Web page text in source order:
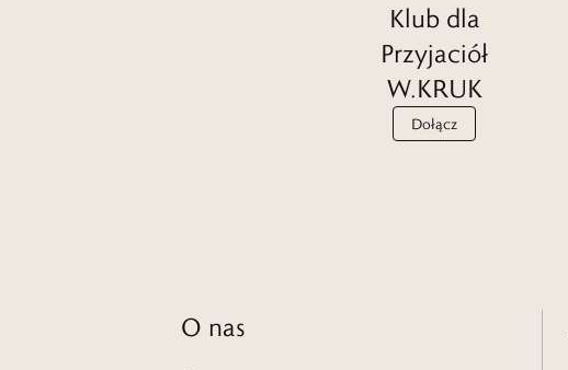
Klub dla
Przyjaciół
W.KRUK
Dołącz
O nas